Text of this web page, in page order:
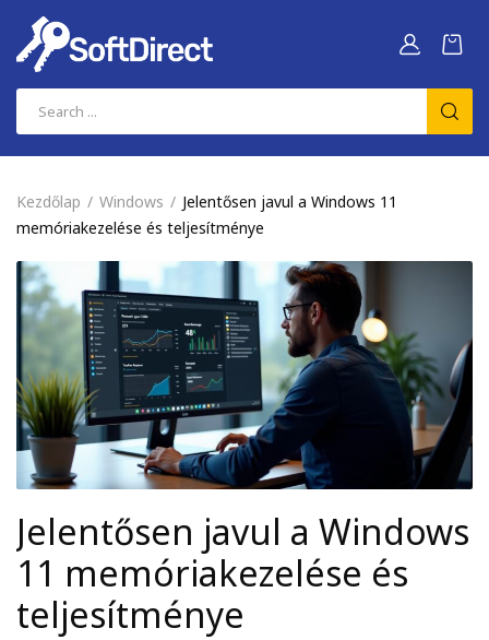
Kezdőlap Windows
Jelentősen javul a Windows 11
memóriakezelése és teljesítménye
Jelentősen javul a Windows
11 memóriakezelése és
teljesítménye